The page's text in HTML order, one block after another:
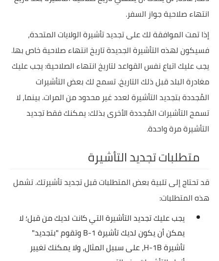
انتهاء صلاحية جواز السفر.
إذا تمت الموافقة لك على تجديد تأشيرة الولايات المتحدة،
فسيكون لهذه التأشيرة الجديدة تاريخ انتهاء صلاحية خاص بها.
يجب عليك اتباع نفس القواعد لتاريخ انتهاء الصلاحية: يجب عليك
مغادرة البلد قبل ذلك التاريخ. تسمح لك بعض التأشيرات
المُجددة بتجديد التأشيرة لعدد غير محدود من المرات. بينما، لا
تسمح التأشيرات المُجددة الأخرى بذلك: يمكنك فقط تجديد
التأشيرة مرة واحدة.
متطلبات تجديد التأشيرة
قد تحتاج إلى تلبية بعض المتطلبات قبل تجديد تأشيرتك. تشمل
هذه المتطلبات:
يجب عليك تجديد التأشيرة التي كانت لديك من قبل؛ لا
يمكن أن يكون لديك تأشيرة B-1 وتقوم "بتجديد"
تأشيرة H-1B، على سبيل المثال، ولا يمكنك تغيير